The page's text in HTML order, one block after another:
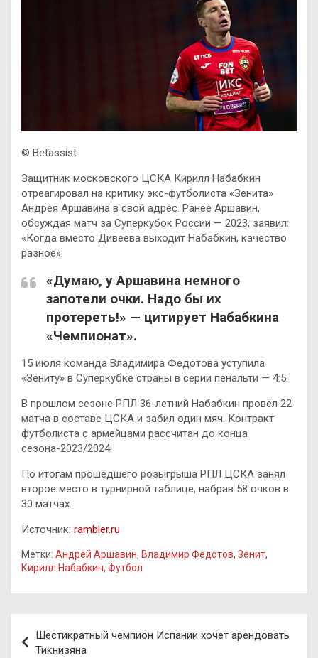
© Betassist
Защитник московского ЦСКА Кирилл Набабкин
отреагировал на критику экс-футболиста «Зенита»
Андрея Аршавина в свой адрес. Ранее Аршавин,
обсуждая матч за Суперкубок России — 2023, заявил:
«Когда вместо Дивеева выходит Набабкин, качество
разное».
«Думаю, у Аршавина немного
запотели очки. Надо бы их
протереть!» — цитирует Набабкина
«Чемпионат».
15 июля команда Владимира Федотова уступила
«Зениту» в Суперкубке страны в серии пенальти — 4:5.
В прошлом сезоне РПЛ 36-летний Набабкин провёл 22
матча в составе ЦСКА и забил один мяч. Контракт
футболиста с армейцами рассчитан до конца
сезона-2023/2024.
По итогам прошедшего розыгрыша РПЛ ЦСКА занял
второе место в турнирной таблице, набрав 58 очков в
30 матчах.
Источник: rambler.ru
Метки: Андрей Аршавин, Владимир Федотов, Зенит,
Кирилл Набабкин, Футбол
по
Шестикратный чемпион Испании хочет арендовать
Тикнизяна